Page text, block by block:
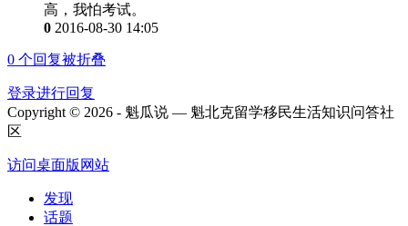
高，我怕考试。
0 2016-08-30 14:05
0 个回复被折叠
登录进行回复
Copyright © 2026 - 魁瓜说 — 魁北克留学移民生活知识问答社
区
访问桌面版网站
发现
话题